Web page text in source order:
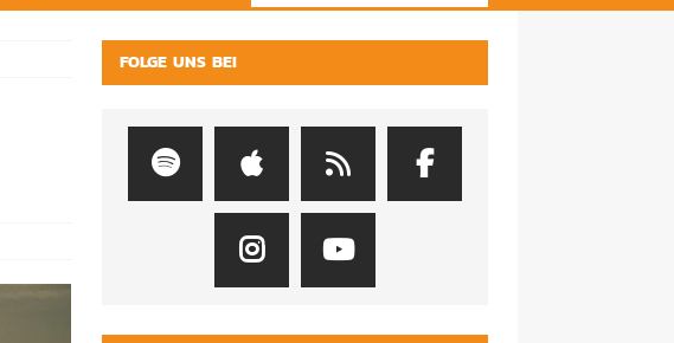
FOLGE UNS BEI